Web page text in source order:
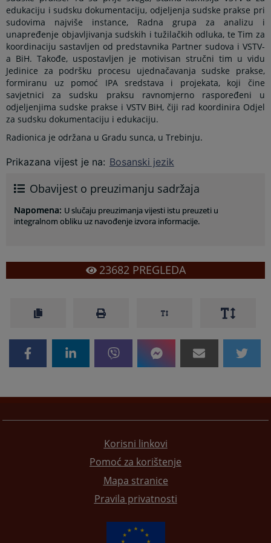
edukaciju i sudsku dokumentaciju, odjeljenja sudske prakse pri
sudovima najviše instance, Radna grupa za analizu i
unapređenje objavljivanja sudskih i tužilačkih odluka, te Tim za
koordinaciju sastavljen od predstavnika Partner sudova i VSTV-
a BiH. Takođe, uspostavljen je motivisan stručni tim u vidu
Jedinice za podršku procesu ujednačavanja sudske prakse,
formiranu uz pomoć IPA sredstava i projekata, koji čine
savjetnici za sudsku praksu ravnomjerno raspoređeni u
odjeljenjima sudske prakse i VSTV BiH, čiji rad koordinira Odjel
za sudsku dokumentaciju i edukaciju.
Radionica je održana u Gradu sunca, u Trebinju.
Prikazana vijest je na: Bosanski jezik
Obavijest o preuzimanju sadržaja
Napomena: U slučaju preuzimanja vijesti istu preuzeti u
integralnom obliku uz navođenje izvora informacije.
23682PREGLEDA
Korisni linkovi
Pomoć za korištenje
Mapa stranice
Pravila privatnosti